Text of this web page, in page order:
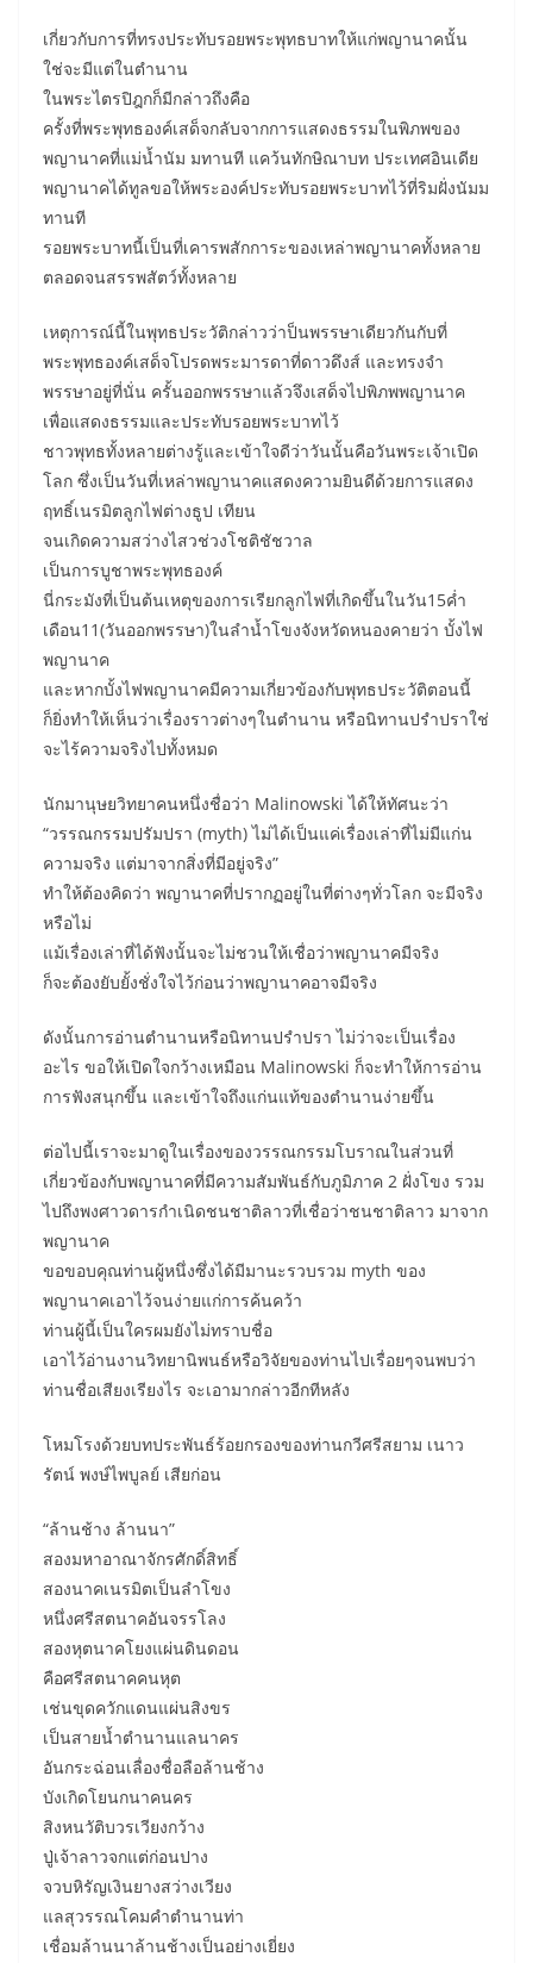
เกี่ยวกับการที่ทรงประทับรอยพระพุทธบาทให้แก่พญานาคนั้น
ใช่จะมีแต่ในตำนาน
ในพระไตรปิฎกก็มีกล่าวถึงคือ
ครั้งที่พระพุทธองค์เสด็จกลับจากการแสดงธรรมในพิภพของ
พญานาคที่แม่น้ำนัม มทานที แคว้นทักษิณาบท ประเทศอินเดีย
พญานาคได้ทูลขอให้พระองค์ประทับรอยพระบาทไว้ที่ริมฝั่งนัมม
ทานที
รอยพระบาทนี้เป็นที่เคารพสักการะของเหล่าพญานาคทั้งหลาย
ตลอดจนสรรพสัตว์ทั้งหลาย
เหตุการณ์นี้ในพุทธประวัติกล่าวว่าป็นพรรษาเดียวกันกับที่
พระพุทธองค์เสด็จโปรดพระมารดาที่ดาวดึงส์ และทรงจำ
พรรษาอยู่ที่นั่น ครั้นออกพรรษาแล้วจึงเสด็จไปพิภพพญานาค
เพื่อแสดงธรรมและประทับรอยพระบาทไว้
ชาวพุทธทั้งหลายต่างรู้และเข้าใจดีว่าวันนั้นคือวันพระเจ้าเปิด
โลก ซึ่งเป็นวันที่เหล่าพญานาคแสดงความยินดีด้วยการแสดง
ฤทธิ์เนรมิตลูกไฟต่างธูป เทียน
จนเกิดความสว่างไสวช่วงโชติชัชวาล
เป็นการบูชาพระพุทธองค์
นี่กระมังที่เป็นต้นเหตุของการเรียกลูกไฟที่เกิดขึ้นในวัน15ค่ำ
เดือน11(วันออกพรรษา)ในลำน้ำโขงจังหวัดหนองคายว่า บั้งไฟ
พญานาค
และหากบั้งไฟพญานาคมีความเกี่ยวข้องกับพุทธประวัติตอนนี้
ก็ยิ่งทำให้เห็นว่าเรื่องราวต่างๆในตำนาน หรือนิทานปรำปราใช่
จะไร้ความจริงไปทั้งหมด
นักมานุษยวิทยาคนหนึ่งชื่อว่า Malinowski ได้ให้ทัศนะว่า
“วรรณกรรมปรัมปรา (myth) ไม่ได้เป็นแค่เรื่องเล่าที่ไม่มีแก่น
ความจริง แต่มาจากสิ่งที่มีอยู่จริง”
ทำให้ต้องคิดว่า พญานาคที่ปรากฏอยู่ในที่ต่างๆทั่วโลก จะมีจริง
หรือไม่
แม้เรื่องเล่าที่ได้ฟังนั้นจะไม่ชวนให้เชื่อว่าพญานาคมีจริง
ก็จะต้องยับยั้งชั่งใจไว้ก่อนว่าพญานาคอาจมีจริง
ดังนั้นการอ่านตำนานหรือนิทานปรำปรา ไม่ว่าจะเป็นเรื่อง
อะไร ขอให้เปิดใจกว้างเหมือน Malinowski ก็จะทำให้การอ่าน
การฟังสนุกขึ้น และเข้าใจถึงแก่นแท้ของตำนานง่ายขึ้น
ต่อไปนี้เราจะมาดูในเรื่องของวรรณกรรมโบราณในส่วนที่
เกี่ยวข้องกับพญานาคที่มีความสัมพันธ์กับภูมิภาค 2 ฝั่งโขง รวม
ไปถึงพงศาวดารกำเนิดชนชาติลาวที่เชื่อว่าชนชาติลาว มาจาก
พญานาค
ขอขอบคุณท่านผู้หนึ่งซึ่งได้มีมานะรวบรวม myth ของ
พญานาคเอาไว้จนง่ายแก่การค้นคว้า
ท่านผู้นี้เป็นใครผมยังไม่ทราบชื่อ
เอาไว้อ่านงานวิทยานิพนธ์หรือวิจัยของท่านไปเรื่อยๆจนพบว่า
ท่านชื่อเสียงเรียงไร จะเอามากล่าวอีกทีหลัง
โหมโรงด้วยบทประพันธ์ร้อยกรองของท่านกวีศรีสยาม เนาว
รัตน์ พงษ์ไพบูลย์ เสียก่อน
“ล้านช้าง ล้านนา”
สองมหาอาณาจักรศักดิ์สิทธิ์
สองนาคเนรมิตเป็นลำโขง
หนึ่งศรีสตนาคอันจรรโลง
สองหุตนาคโยงแผ่นดินดอน
คือศรีสตนาคคนหุต
เช่นขุดควักแดนแผ่นสิงขร
เป็นสายน้ำตำนานแลนาคร
อันกระฉ่อนเลื่องชื่อลือล้านช้าง
บังเกิดโยนกนาคนคร
สิงหนวัติบวรเวียงกว้าง
ปู่เจ้าลาวจกแต่ก่อนปาง
จวบหิรัญเงินยางสว่างเวียง
แลสุวรรณโคมคำตำนานท่า
เชื่อมล้านนาล้านช้างเป็นอย่างเยี่ยง